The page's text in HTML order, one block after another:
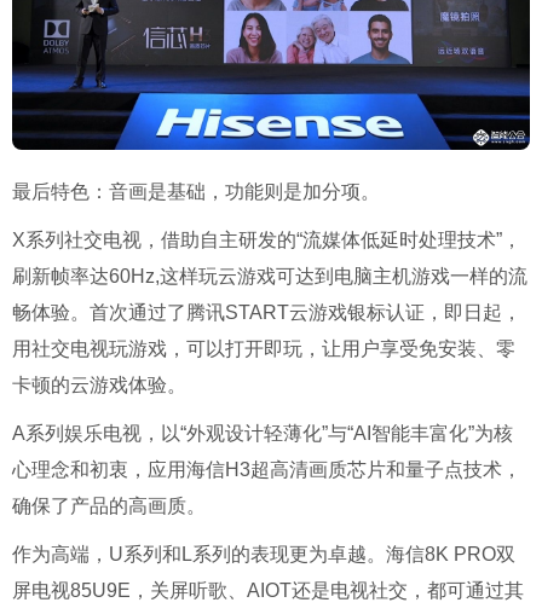
最后特色：音画是基础，功能则是加分项。
X系列社交电视，借助自主研发的“流媒体低延时处理技术”，
刷新帧率达60Hz,这样玩云游戏可达到电脑主机游戏一样的流
畅体验。首次通过了腾讯START云游戏银标认证，即日起，
用社交电视玩游戏，可以打开即玩，让用户享受免安装、零
卡顿的云游戏体验。
A系列娱乐电视，以“外观设计轻薄化”与“AI智能丰富化”为核
心理念和初衷，应用海信H3超高清画质芯片和量子点技术，
确保了产品的高画质。
作为高端，U系列和L系列的表现更为卓越。海信8K PRO双
屏电视85U9E，关屏听歌、AIOT还是电视社交，都可通过其